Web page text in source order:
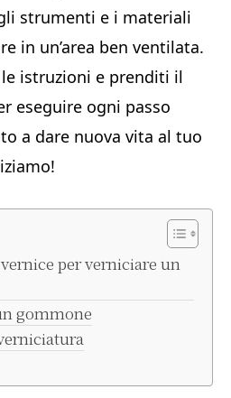
strumenti e i materiali
in un’area ben ventilata.
istruzioni e prenditi il
eseguire ogni passo
a dare nuova vita al tuo
per verniciare un
gommone